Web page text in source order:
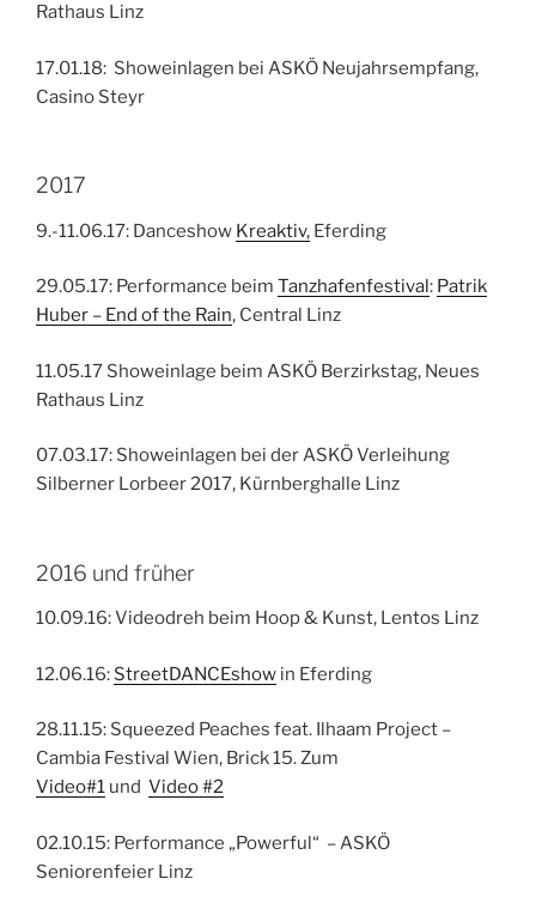
Rathaus Linz
17.01.18: Showeinlagen bei ASKÖ Neujahrsempfang,
Casino Steyr
2017
9.-11.06.17: Danceshow Kreaktiv, Eferding
29.05.17: Performance beim Tanzhafenfestival: Patrik
Huber – End of the Rain, Central Linz
11.05.17 Showeinlage beim ASKÖ Berzirkstag, Neues
Rathaus Linz
07.03.17: Showeinlagen bei der ASKÖ Verleihung
Silberner Lorbeer 2017, Kürnberghalle Linz
2016 und früher
10.09.16: Videodreh beim Hoop & Kunst, Lentos Linz
12.06.16: StreetDANCEshow in Eferding
28.11.15: Squeezed Peaches feat. Ilhaam Project –
Cambia Festival Wien, Brick 15. Zum
Video#1 und Video #2
02.10.15: Performance „Powerful“ – ASKÖ
Seniorenfeier Linz